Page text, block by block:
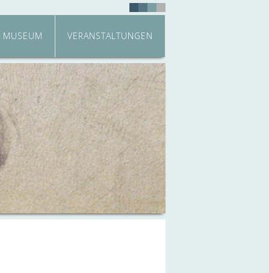
MUSEUM VERANSTALTUNGEN